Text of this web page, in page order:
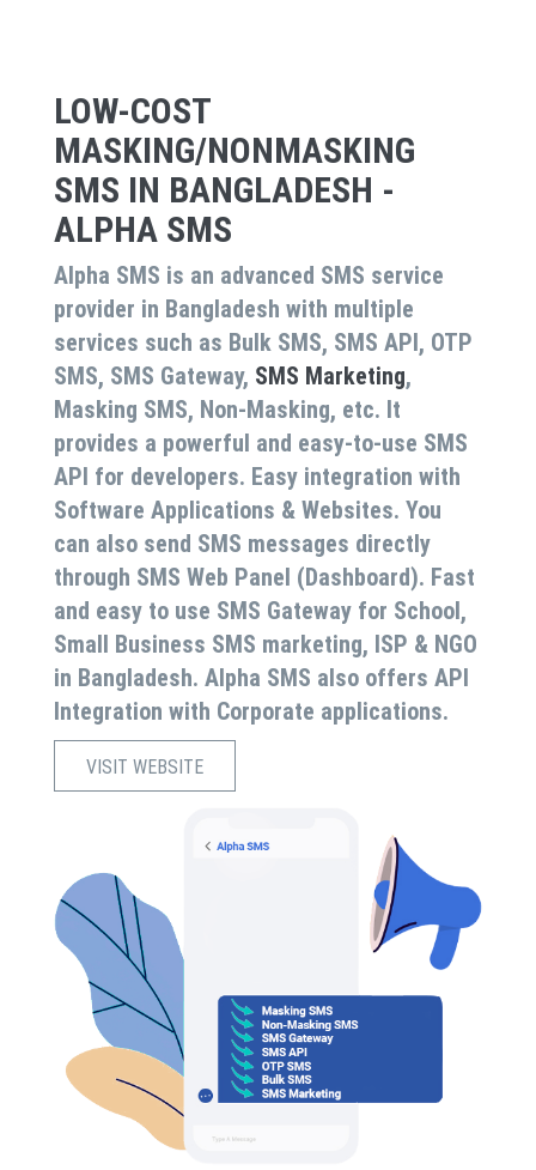
LOW-COST
MASKING/NONMASKING
SMS IN BANGLADESH -
ALPHA SMS
Alpha SMS is an advanced SMS service
provider in Bangladesh with multiple
services such as Bulk SMS, SMS API, OTP
SMS, SMS Gateway, SMS Marketing,
Masking SMS, Non-Masking, etc. It
provides a powerful and easy-to-use SMS
API for developers. Easy integration with
Software Applications & Websites. You
can also send SMS messages directly
through SMS Web Panel (Dashboard). Fast
and easy to use SMS Gateway for School,
Small Business SMS marketing, ISP & NGO
in Bangladesh. Alpha SMS also offers API
Integration with Corporate applications.
VISIT WEBSITE